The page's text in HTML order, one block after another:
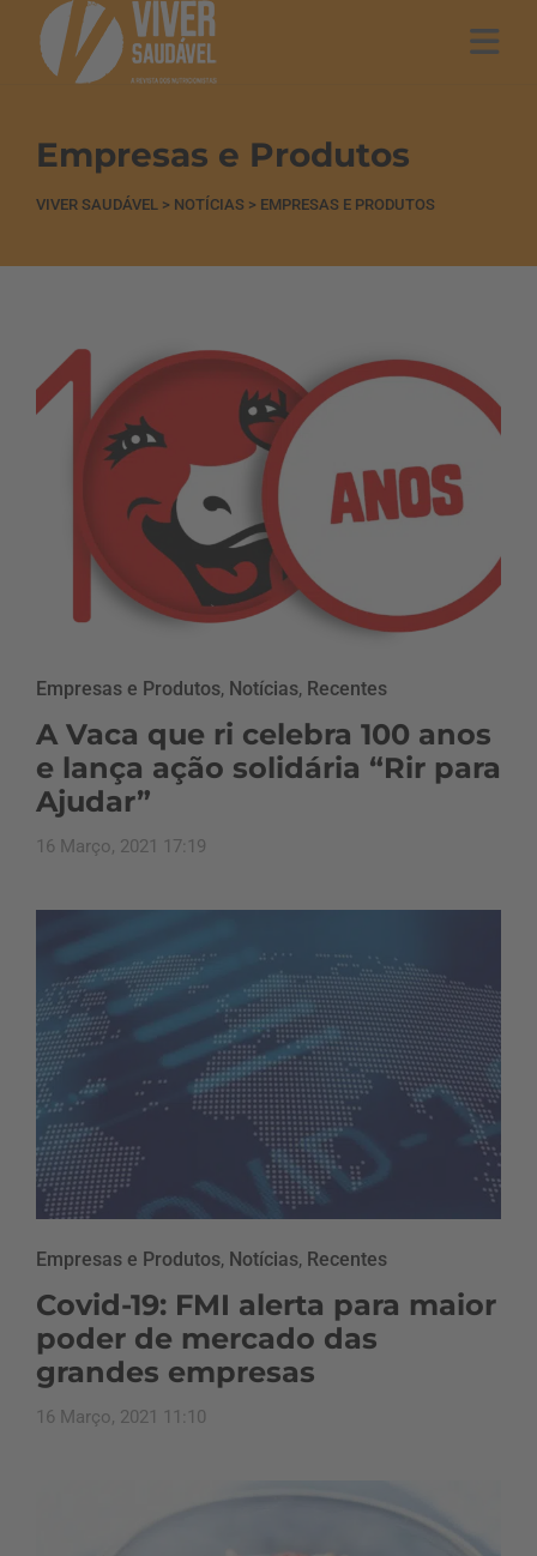
Empresas e Produtos
VIVER SAUDÁVEL > NOTÍCIAS > EMPRESAS E PRODUTOS
Empresas e Produtos, Notícias, Recentes
A Vaca que ri celebra 100 anos
e lança ação solidária “Rir para
Ajudar”
16 Março, 2021 17:19
Empresas e Produtos, Notícias, Recentes
Covid-19: FMI alerta para maior
poder de mercado das
grandes empresas
16 Março, 2021 11:10